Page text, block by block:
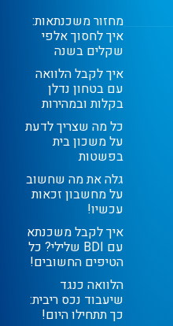
מחזור משכנתאות:
איך לחסוך אלפי
שקלים בשנה
איך לקבל הלוואה
עם בטחון נדלן
בקלות ובמהירות
כל מה שצריך לדעת
על משכון בית
בפשטות
גלה את מה שחשוב
על מחשבון זכאות
עכשיו!
איך לקבל משכנתא
עם BDI שלילי? כל
הטיפים החשובים!
הלוואה כנגד
שיעבוד נכס ריבית:
כך תתחילו היום!